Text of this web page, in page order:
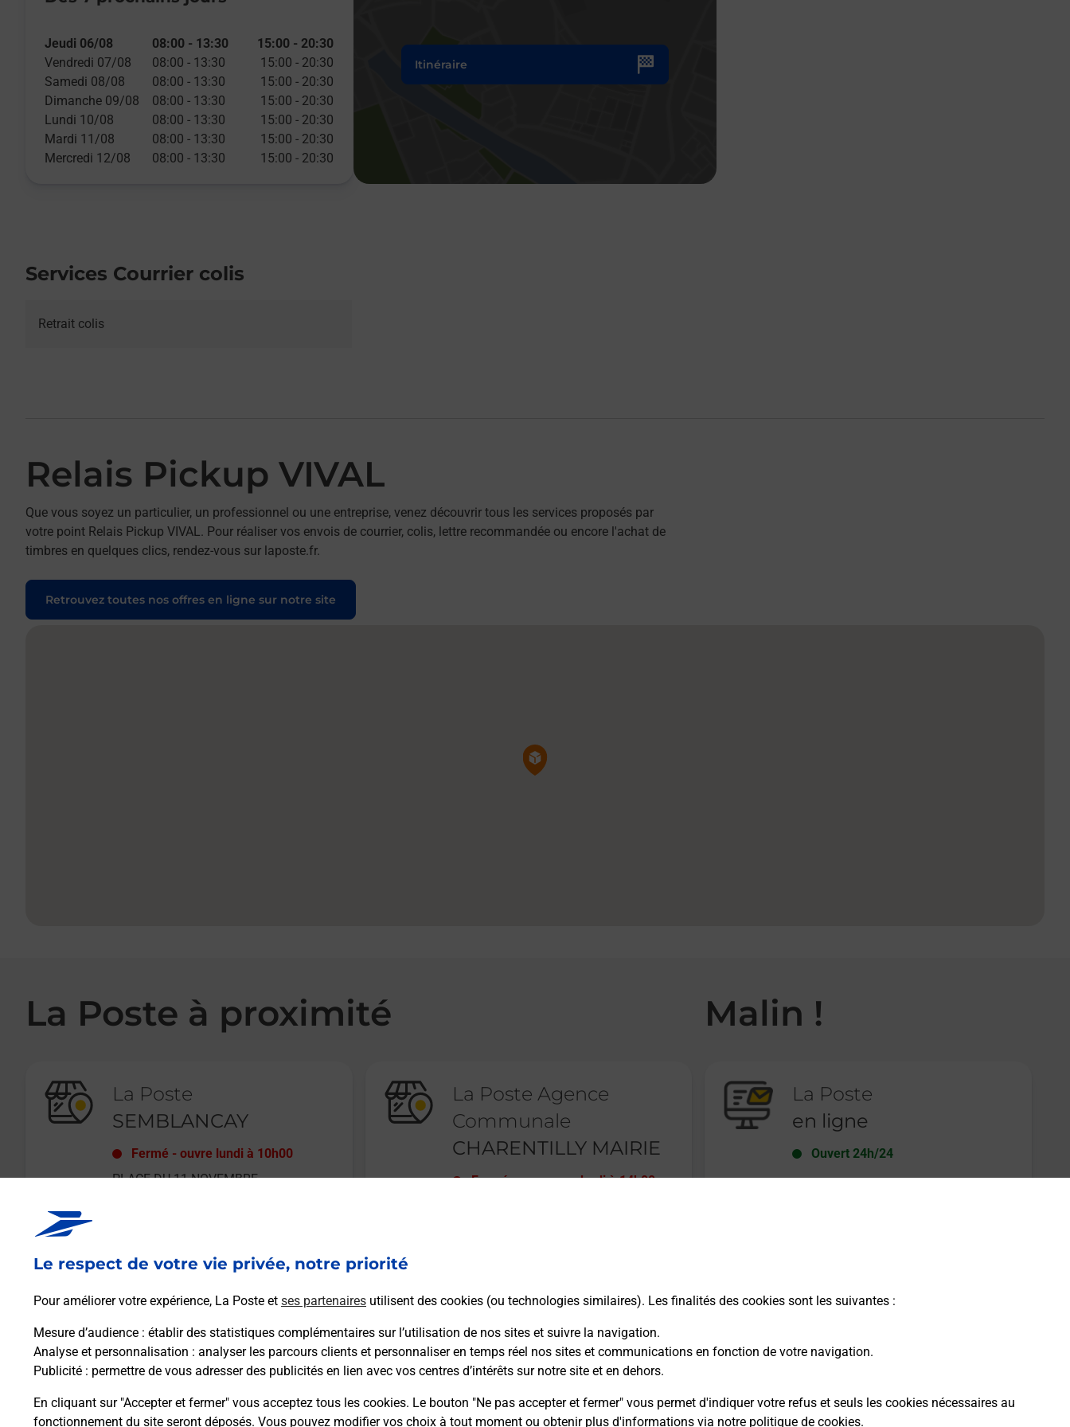
Le respect de votre vie privée, notre priorité
Pour améliorer votre expérience, La Poste et ses partenaires utilisent des cookies (ou technologies similaires). Les finalités des cookies sont les suivantes :
Mesure d’audience : établir des statistiques complémentaires sur l’utilisation de nos sites et suivre la navigation.
Analyse et personnalisation : analyser les parcours clients et personnaliser en temps réel nos sites et communications en fonction de votre navigation.
Publicité : permettre de vous adresser des publicités en lien avec vos centres d’intérêts sur notre site et en dehors.
En cliquant sur "Accepter et fermer" vous acceptez tous les cookies. Le bouton "Ne pas accepter et fermer" vous permet d'indiquer votre refus et seuls les cookies nécessaires au
fonctionnement du site seront déposés. Vous pouvez modifier vos choix à tout moment ou obtenir plus d'informations via notre politique de cookies.
Jeudi 06/08 08:00 - 13:30 15:00 - 20:30
Vendredi 07/08
08:00 - 13:30 15:00 - 20:30
Samedi 08/08
08:00 - 13:30 15:00 - 20:30
Dimanche 09/08
08:00 - 13:30 15:00 - 20:30
Lundi 10/08
08:00 - 13:30 15:00 - 20:30
Mardi 11/08
08:00 - 13:30 15:00 - 20:30
Mercredi 12/08
08:00 - 13:30 15:00 - 20:30
Itinéraire
Services Courrier colis
Retrait colis
Relais Pickup VIVAL
Que vous soyez un particulier, un professionnel ou une entreprise, venez découvrir tous les services proposés par
votre point Relais Pickup VIVAL. Pour réaliser vos envois de courrier, colis, lettre recommandée ou encore l'achat de
timbres en quelques clics, rendez-vous sur laposte.fr.
Retrouvez toutes nos offres en ligne sur notre site
Pin de la carte
La Poste à proximité
La Poste
SEMBLANCAY
Fermé -ouvre lundi à 10h00
PLACE DU 11 NOVEMBRE
En savoir plus
La Poste Agence
Communale
CHARENTILLY MAIRIE
Fermé-ouvre vendredi à 14h00
Malin !
La Poste
en ligne
Ouvert 24h/24